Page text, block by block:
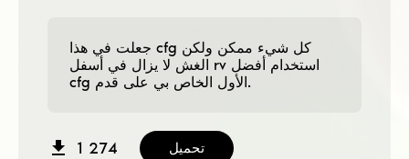
جعلت في هذا cfg كل شيء ممكن ولكن
الغش لا يزال في أسفل rv استخدام أفضل
cfg الأول الخاص بي على قدم.
1 274 تحميل